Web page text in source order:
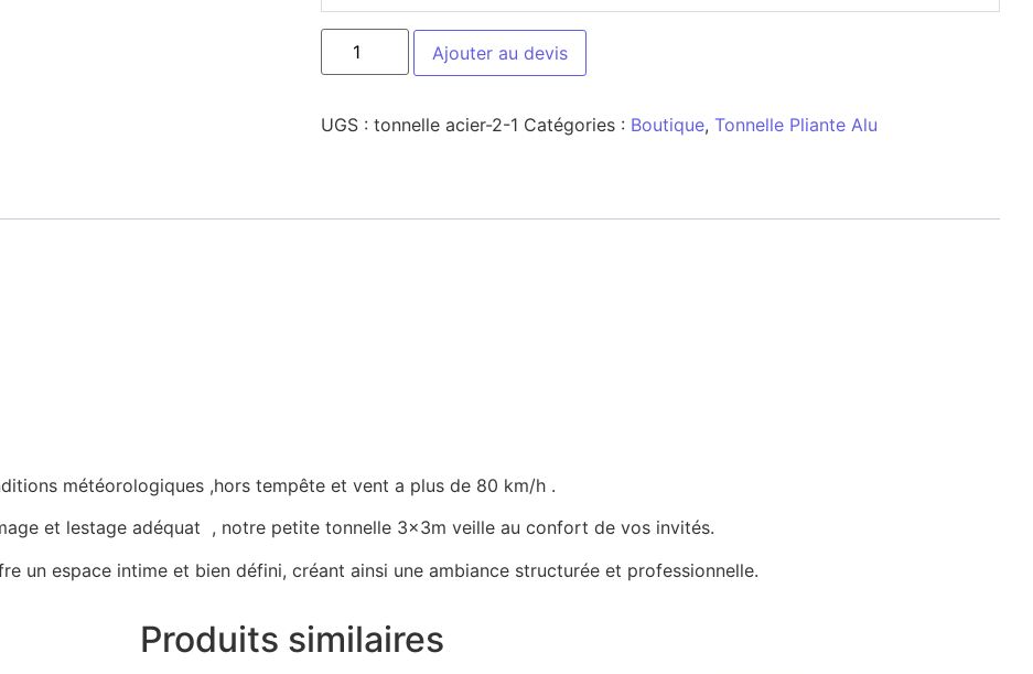
Ajouter au devis
UGS : tonnelle acier-2-1 Catégories : Boutique, Tonnelle Pliante Alu
météorologiques ,hors tempête et vent a plus de 80 km/h .
et lestage adéquat , notre petite tonnelle 3x3m veille au confort de vos invités.
un espace intime et bien défini, créant ainsi une ambiance structurée et professionnelle.
Produits similaires